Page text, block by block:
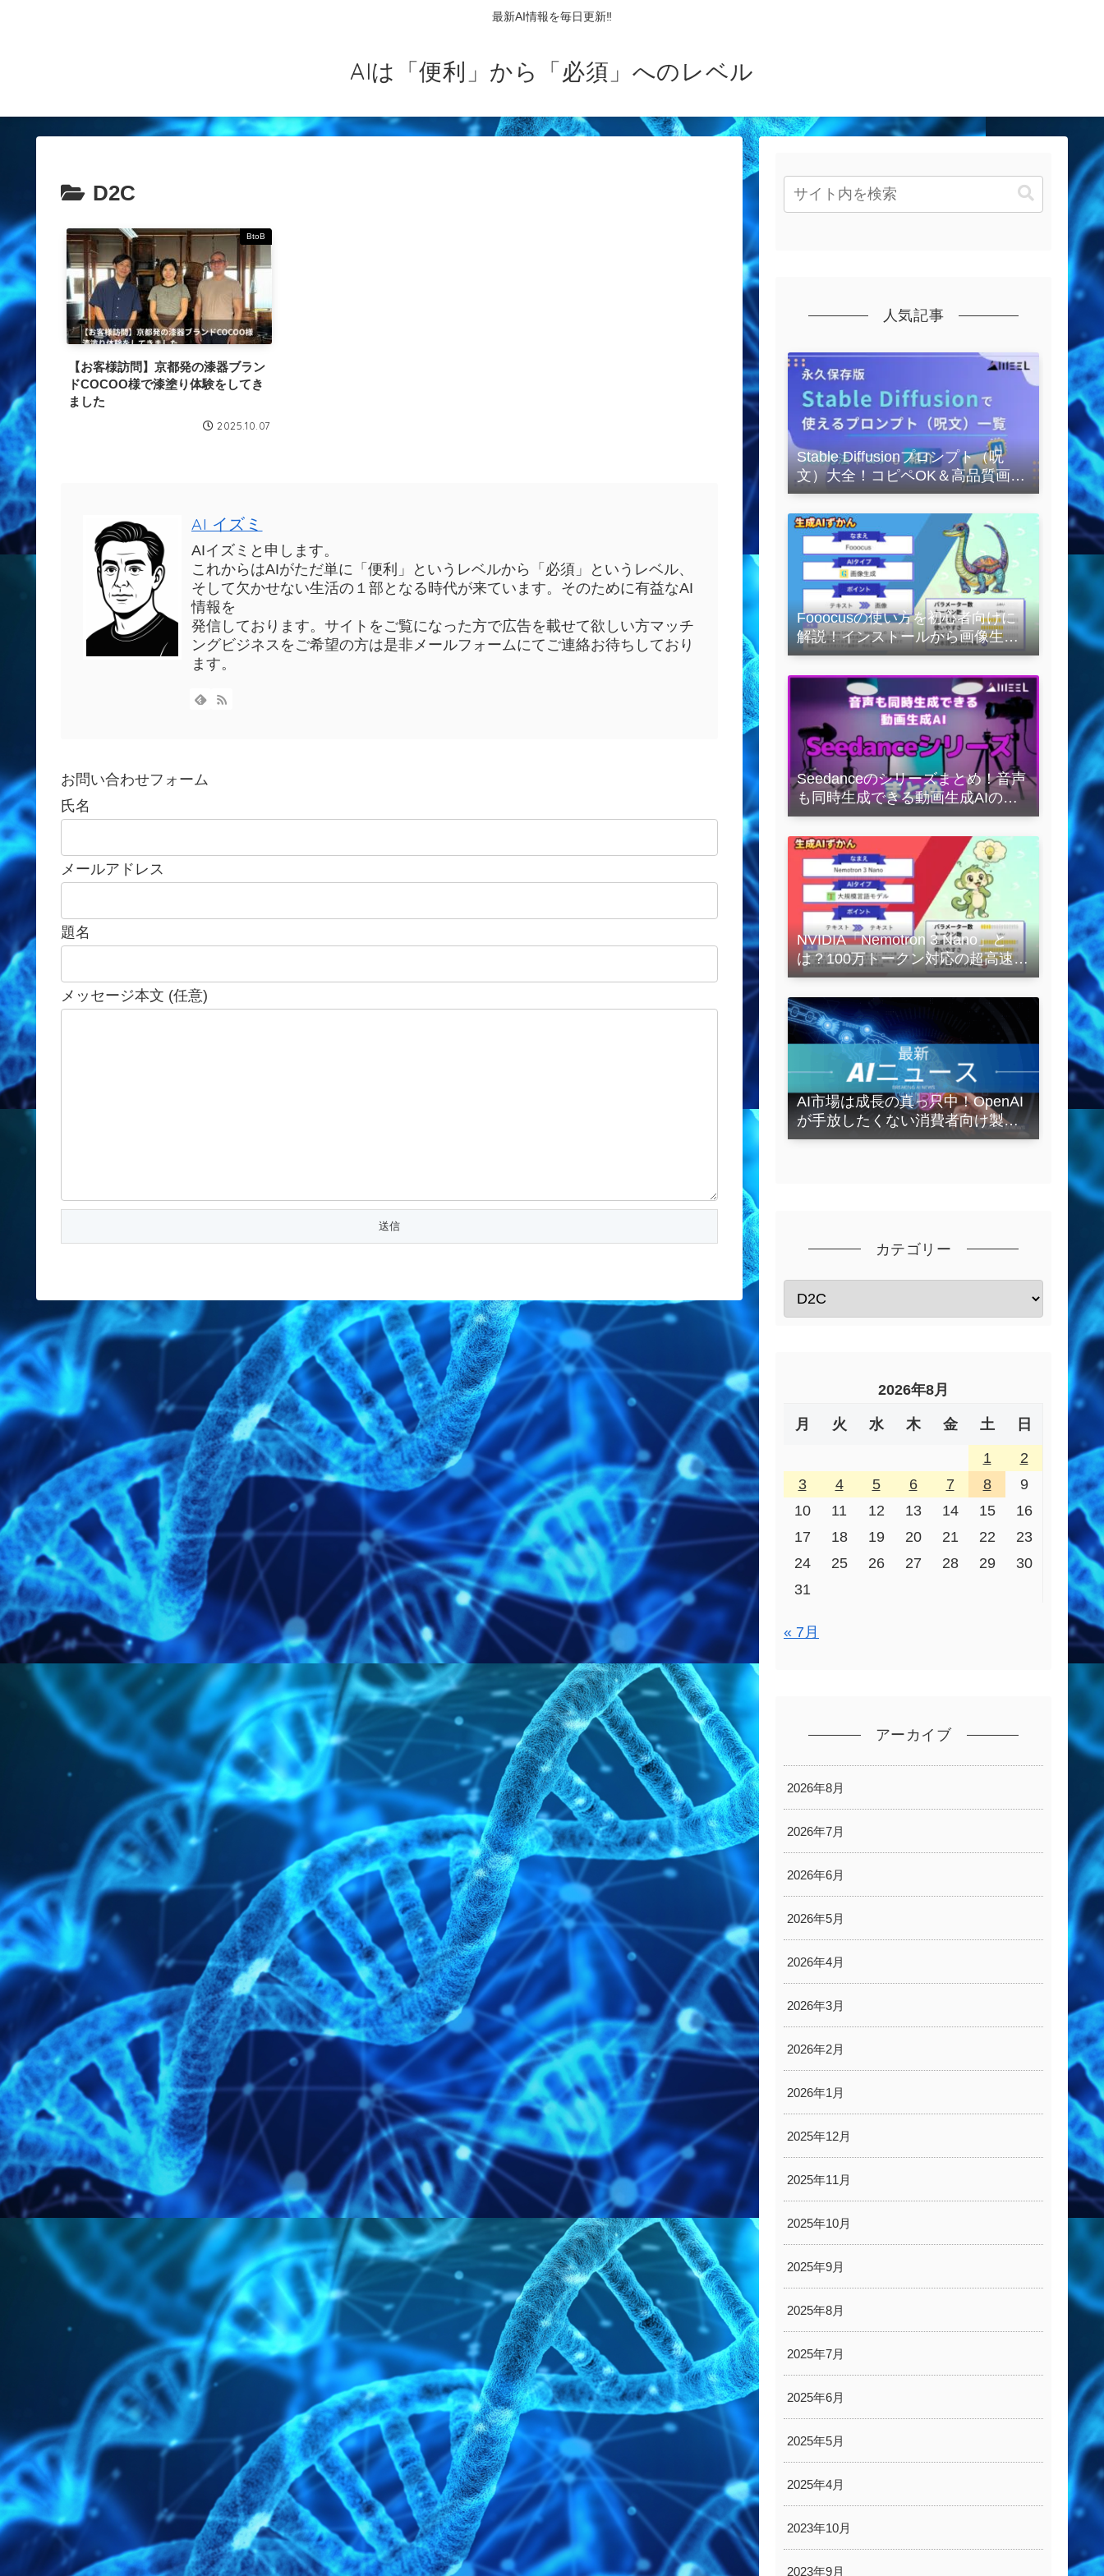
最新AI情報を毎日更新‼
AIは「便利」から「必須」へのレベル
D2C
BtoB
【お客様訪問】京都発の漆器ブラン
ドCOCOO様で漆塗り体験をしてき
ました
2025.10.07
AI イズミ
AIイズミと申します。
これからはAIがただ単に「便利」というレベルから「必須」というレベル、
そして欠かせない生活の１部となる時代が来ています。そのために有益なAI
情報を
発信しております。サイトをご覧になった方で広告を載せて欲しい方マッチ
ングビジネスをご希望の方は是非メールフォームにてご連絡お待ちしており
ます。
お問い合わせフォーム
氏名
メールアドレス
題名
メッセージ本文 (任意)
人気記事
Stable Diffusionプロンプト（呪
文）大全！コピペOK＆高品質画像
を作るコツの完全保存版
Fooocusの使い方を初心者向けに
解説！インストールから画像生成
の実践まで紹介
Seedanceのシリーズまとめ！音声
も同時生成できる動画生成AIの全
容を解説
NVIDIA「Nemotron 3 Nano」と
は？100万トークン対応の超高速
LLMを徹底解説
AI市場は成長の真っ只中！OpenAI
が手放したくない消費者向け製品
とは？
カテゴリー
2026年8月
月 火 水 木 金 土 日
1
2
3
4 5 6 7 8
9
10
11 12 13 14 15
16
17
18 19 20 21 22
23
24
25 26 27 28 29
30
31
« 7月
アーカイブ
2026年8月
2026年7月
2026年6月
2026年5月
2026年4月
2026年3月
2026年2月
2026年1月
2025年12月
2025年11月
2025年10月
2025年9月
2025年8月
2025年7月
2025年6月
2025年5月
2025年4月
2023年10月
2023年9月